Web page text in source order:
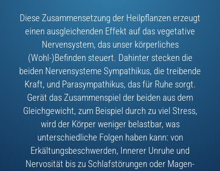
Diese Zusammensetzung der Heilpflanzen erzeugt
einen ausgleichenden Effekt auf das vegetative
Nervensystem, das unser körperliches
(Wohl-)Befinden steuert. Dahinter stecken die
beiden Nervensysteme Sympathikus, die treibende
Kraft, und Parasympathikus, das für Ruhe sorgt.
Gerät das Zusammenspiel der beiden aus dem
Gleichgewicht, zum Beispiel durch zu viel Stress,
wird der Körper weniger belastbar, was
unterschiedliche Folgen haben kann: von
Erkältungsbeschwerden, Innerer Unruhe und
Nervosität bis zu Schlafstörungen oder Magen-